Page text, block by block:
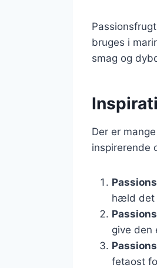
bruges i
smag og
Der er
inspirerende
hæld det
give den
fetaost